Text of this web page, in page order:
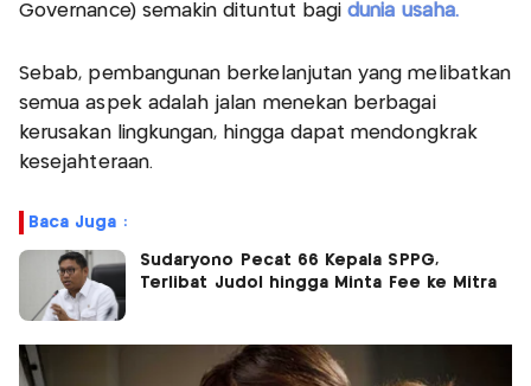
Governance) semakin dituntut bagidunia usaha.
Sebab, pembangunan berkelanjutan yang melibatkan
semua aspek adalah jalan menekan berbagai
kerusakan lingkungan, hingga dapat mendongkrak
kesejahteraan.
Baca Juga :
Sudaryono Pecat 66 Kepala SPPG,
Terlibat Judol hingga Minta Fee ke Mitra